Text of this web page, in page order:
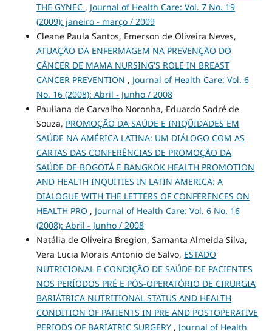
THE GYNEC , Journal of Health Care: Vol. 7 No. 19
(2009): janeiro - março / 2009
Cleane Paula Santos, Emerson de Oliveira Neves,
ATUAÇÃO DA ENFERMAGEM NA PREVENÇÃO DO
CÂNCER DE MAMA NURSING'S ROLE IN BREAST
CANCER PREVENTION , Journal of Health Care: Vol. 6
No. 16 (2008): Abril - Junho / 2008
Pauliana de Carvalho Noronha, Eduardo Sodré de
Souza, PROMOÇÃO DA SAÚDE E INIQÜIDADES EM
SAÚDE NA AMÉRICA LATINA: UM DIÁLOGO COM AS
CARTAS DAS CONFERÊNCIAS DE PROMOÇÃO DA
SAÚDE DE BOGOTÁ E BANGKOK HEALTH PROMOTION
AND HEALTH INQUITIES IN LATIN AMERICA: A
DIALOGUE WITH THE LETTERS OF CONFERENCES ON
HEALTH PRO , Journal of Health Care: Vol. 6 No. 16
(2008): Abril - Junho / 2008
Natália de Oliveira Bregion, Samanta Almeida Silva,
Vera Lucia Morais Antonio de Salvo, ESTADO
NUTRICIONAL E CONDIÇÃO DE SAÚDE DE PACIENTES
NOS PERÍODOS PRÉ E PÓS-OPERATÓRIO DE CIRURGIA
BARIÁTRICA NUTRITIONAL STATUS AND HEALTH
CONDITION OF PATIENTS IN PRE AND POSTOPERATIVE
PERIODS OF BARIATRIC SURGERY , Journal of Health